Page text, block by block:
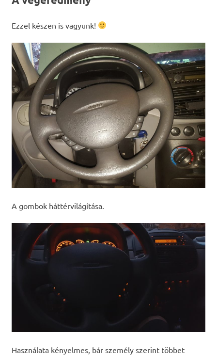
Ezzel készen is vagyunk!
A gombok háttérvilágítása.
Használata kényelmes, bár személy szerint többet